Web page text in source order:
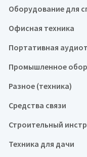
Оборудование для
Офисная техника
Портативная
Промышленное
Разное (техника)
Средства связи
Строительный
Техника для дачи